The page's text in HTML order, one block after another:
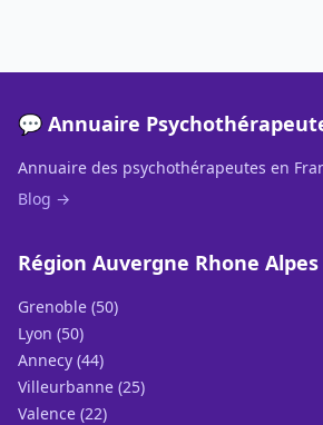
💬 Annuaire
Annuaire des psychothérapeutes en
Blog →
Région Auvergne Rhone Alpes
Grenoble (50)
Lyon (50)
Annecy (44)
Villeurbanne (25)
Valence (22)